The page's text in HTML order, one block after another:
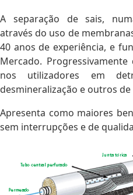
A separação de sais,
através do uso de
40 anos de experiência, e
Mercado.
nos utilizadores em
desmineralização e outros
Apresenta como maiores
sem interrupções e de